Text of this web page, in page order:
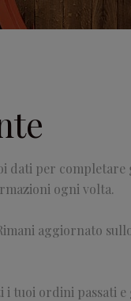
dati per
ogni volta.
aggiornato
i tuoi ordini passati